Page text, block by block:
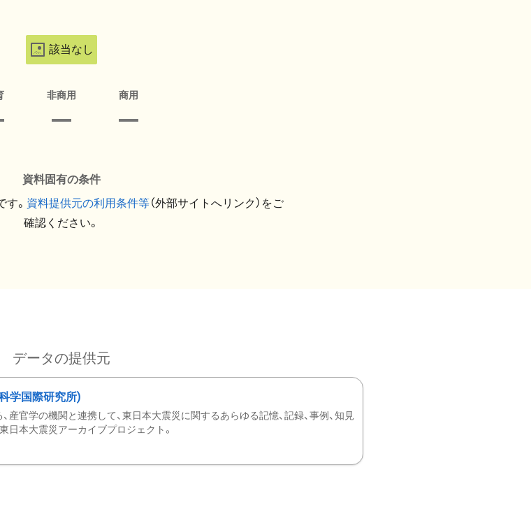
該当なし
非商用 商用
資料固有の条件
。 資料提供元の利用条件等（外部サイトへリンク）をご
確認ください。
データの提供元
学国際研究所)
産官学の機関と連携して、東日本大震災に関するあらゆる記憶、記録、事例、知見
日本大震災アーカイブプロジェクト。